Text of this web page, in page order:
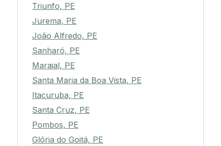
Triunfo, PE
Jurema, PE
João Alfredo, PE
Sanharó, PE
Maraial, PE
Santa Maria da Boa Vista, PE
Itacuruba, PE
Santa Cruz, PE
Pombos, PE
Glória do Goitá, PE